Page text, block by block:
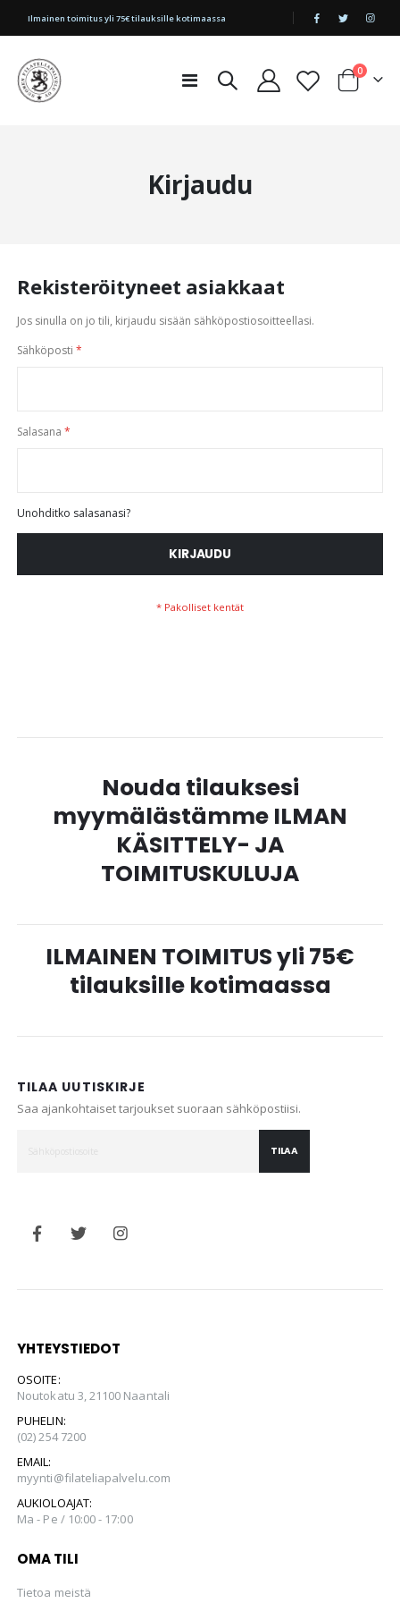
|
Ilmainen toimitus yli 75€ tilauksille kotimaassa
Toggle
Cart
0tuotetta
Kirjaudu
Rekisteröityneet asiakkaat
Jos sinulla on jo tili, kirjaudu sisään sähköpostiosoitteellasi.
Sähköposti
Salasana
Unohditko salasanasi?
KIRJAUDU
Nouda tilauksesi
myymälästämme ILMAN
KÄSITTELY- JA
TOIMITUSKULUJA
ILMAINEN TOIMITUS yli 75€
tilauksille kotimaassa
TILAA UUTISKIRJE
Saa ajankohtaiset tarjoukset suoraan sähköpostiisi.
TILAA
YHTEYSTIEDOT
OSOITE:
Noutokatu 3, 21100 Naantali
PUHELIN:
(02) 254 7200
EMAIL:
myynti@filateliapalvelu.com
AUKIOLOAJAT:
Ma - Pe / 10:00 - 17:00
OMA TILI
Tietoa meistä